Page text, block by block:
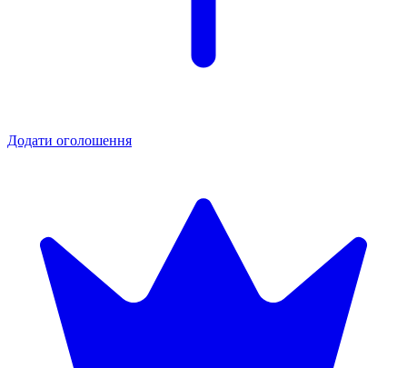
Додати оголошення